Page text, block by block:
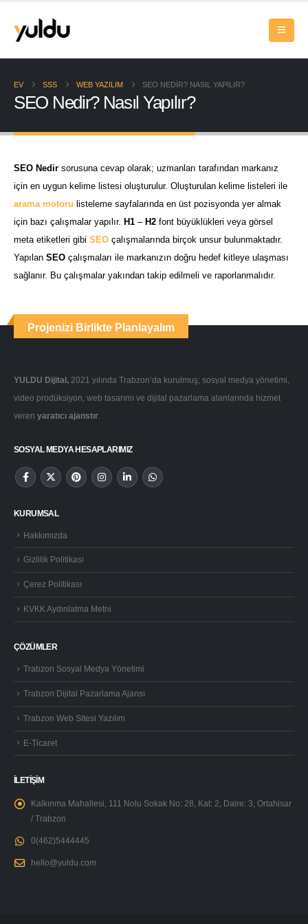
EV SSS WEB YAZILIM SEO NEDIR? NASIL YAPILIR?
SEO Nedir? Nasıl Yapılır?
SEO Nedir sorusuna cevap olarak; uzmanları tarafından markanız
için en uygun kelime listesi oluşturulur. Oluşturulan kelime listeleri ile
arama motoru listeleme sayfalarında en üst pozisyonda yer almak
için bazı çalışmalar yapılır. H1 – H2 font büyüklükleri veya görsel
meta etiketleri gibi SEO çalışmalarında birçok unsur bulunmaktadır.
Yapılan SEO çalışmaları ile markanızın doğru hedef kitleye ulaşması
sağlanır. Bu çalışmalar yakından takip edilmeli ve raporlanmalıdır.
Projenizi Birlikte Planlayalım
YULDU Dijital, 2021 yılında Trabzon’da kurulmuş; sosyal medya yönetimi,
video prodüksiyon, web tasarımı ve dijital pazarlama alanlarında hizmet
veren yaratıcı ajanstır
SOSYAL MEDYA HESAPLARIMIZ
KURUMSAL
Hakkımızda
Gizlilik Politikası
Çerez Politikası
KVKK Aydınlatma Metni
ÇÖZÜMLER
Trabzon Sosyal Medya Yönetimi
Trabzon Dijital Pazarlama Ajansı
Trabzon Web Sitesi Yazılım
E-Ticaret
İLETİŞİM
Kalkınma Mahallesi, 111 Nolu Sokak No: 28, Kat: 2, Daire: 3, Ortahisar
/ Trabzon
0(462)5444445
hello@yuldu.com